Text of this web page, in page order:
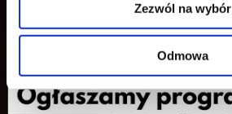
Zezwól na wybór
Odmowa